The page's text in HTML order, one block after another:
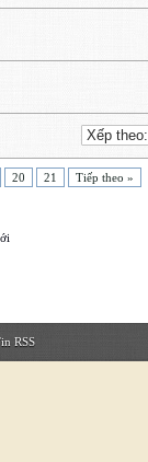
20 21 Tiếp theo »
RSS